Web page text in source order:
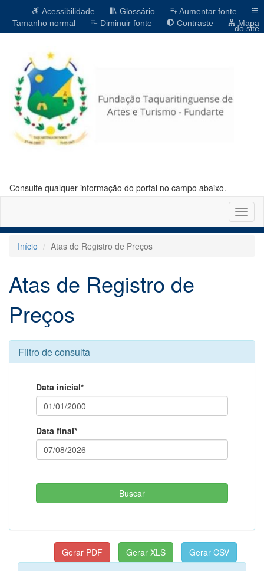
Acessibilidade Glossário
Aumentar fonte
Tamanho normal
Diminuir fonte Contraste Mapa
do site
Consulte qualquer informação do portal no campo abaixo.
Início
Atas de Registro de Preços
Atas de Registro de
Preços
Filtro de consulta
Data inicial*
Data final*